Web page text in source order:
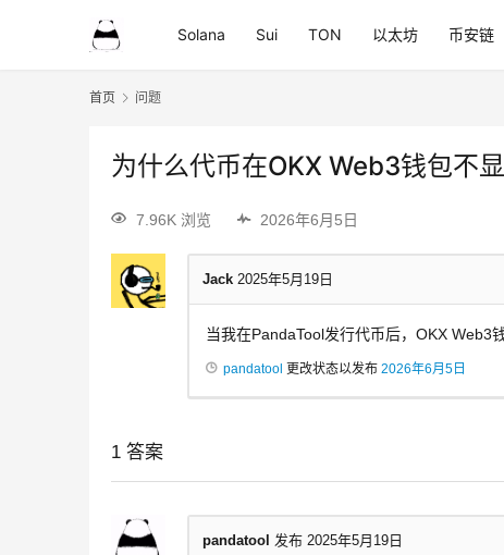
Solana Sui TON 以太坊 币安链
首页 问题
为什么代币在OKX Web3钱包不显
7.96K 浏览 2026年6月5日
Jack 2025年5月19日
当我在PandaTool发行代币后，OKX Web3
pandatool 更改状态以发布 2026年6月5日
1 答案
pandatool 发布 2025年5月19日